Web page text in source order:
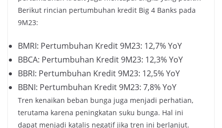
Berikut rincian pertumbuhan kredit Big 4 Banks pada
9M23:
BMRI: Pertumbuhan Kredit 9M23: 12,7% YoY
BBCA: Pertumbuhan Kredit 9M23: 12,3% YoY
BBRI: Pertumbuhan Kredit 9M23: 12,5% YoY
BBNI: Pertumbuhan Kredit 9M23: 7,8% YoY
Tren kenaikan beban bunga juga menjadi perhatian,
terutama karena peningkatan suku bunga. Hal ini
dapat menjadi katalis negatif jika tren ini berlanjut.